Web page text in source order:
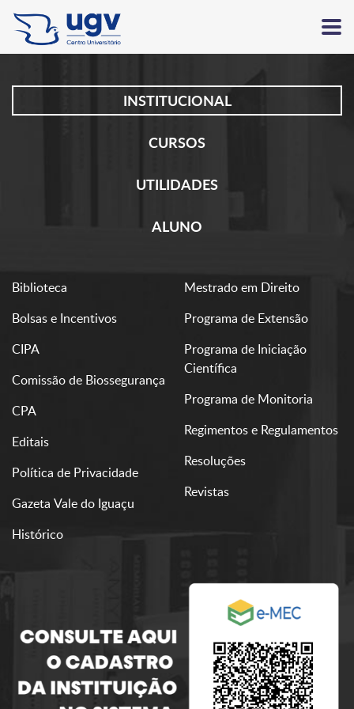
INSTITUCIONAL
CURSOS
UTILIDADES
ALUNO
Biblioteca
Bolsas e Incentivos
CIPA
Comissão de Biossegurança
CPA
Editais
Política de Privacidade
Gazeta Vale do Iguaçu
Histórico
Mestrado em Direito
Programa de Extensão
Programa de Iniciação
Científica
Programa de Monitoria
Regimentos e Regulamentos
Resoluções
Revistas